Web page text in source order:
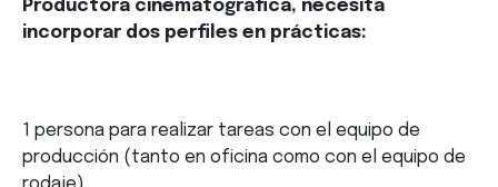
Productora cinematográfica, necesita
incorporar dos perfiles en prácticas:
1 persona para realizar tareas con el equipo de
producción (tanto en oficina como con el equipo de